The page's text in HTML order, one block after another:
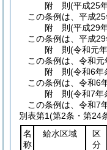
附 則(平成25
この条例は、平成
附 則(平成29
この条例は、平成
附 則(令和元
この条例は、令和元
附 則(令和6年
この条例は、令和6
附 則(令和7年
この条例は、令和7
別表第1(第2条・第24
名
称
給水区域
区
分